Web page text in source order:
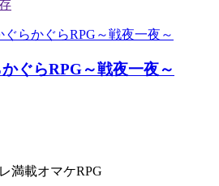
ぐらRPG～戦夜一夜～
満載オマケRPG